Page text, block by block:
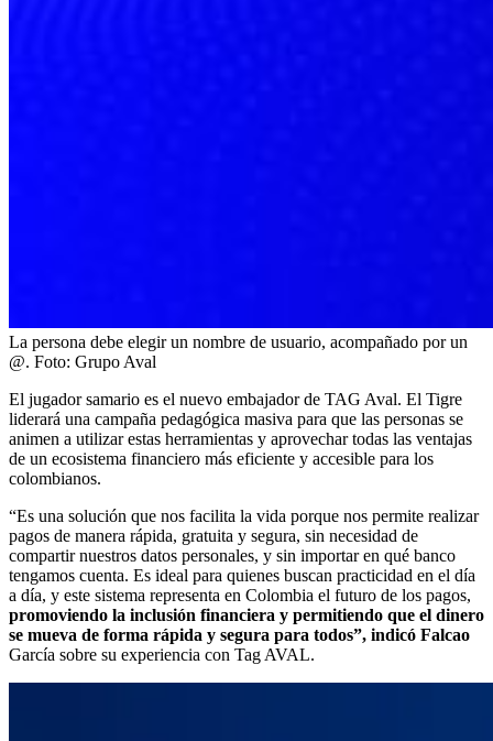
La persona debe elegir un nombre de usuario, acompañado por un
@. Foto: Grupo Aval
El jugador samario es el nuevo embajador de TAG Aval. El Tigre
liderará una campaña pedagógica masiva para que las personas se
animen a utilizar estas herramientas y aprovechar todas las ventajas
de un ecosistema financiero más eficiente y accesible para los
colombianos.
“Es una solución que nos facilita la vida porque nos permite realizar
pagos de manera rápida, gratuita y segura, sin necesidad de
compartir nuestros datos personales, y sin importar en qué banco
tengamos cuenta. Es ideal para quienes buscan practicidad en el día
a día, y este sistema representa en Colombia el futuro de los pagos,
promoviendo la inclusión financiera y permitiendo que el dinero
se mueva de forma rápida y segura para todos”, indicó Falcao
García sobre su experiencia con Tag AVAL.